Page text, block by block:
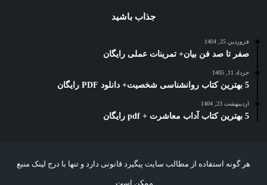
جذاب باشید
فروردین 25, 1404
صفر تا صد فن بیان+ تمرینات عملی رایگان
خرداد 11, 1405
5 بهترین کتاب روانشناسی شخصیت+ دانلود PDF رایگان
اردیبهشت 23, 1404
5 بهترین کتاب آداب معاشرت + pdf رایگان
هر گونه استفاده از مطالب سایت پیگیرد قانونی دارد و تنها با درج لینک منبع
ممکن است.